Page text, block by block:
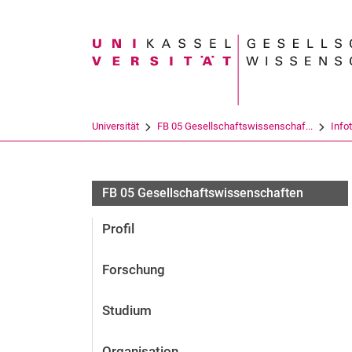
Suchbegriff
Universität FB 05 Gesellschaftswissenschaf...
FB 05 Gesellschaftswissenschaften
Profil
Forschung
Studium